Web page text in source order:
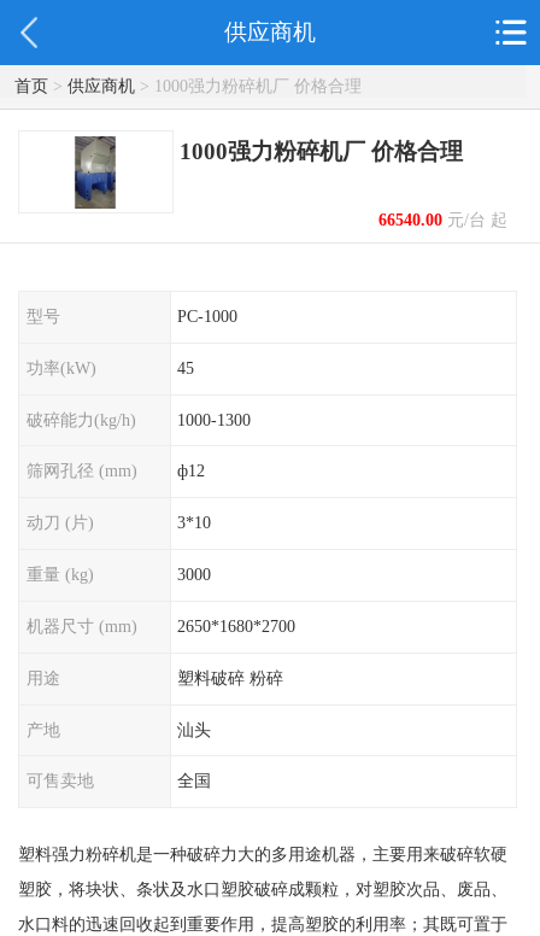
供应商机
首页> 供应商机> 1000强力粉碎机厂 价格合理
1000强力粉碎机厂 价格合理
66540.00元/台 起
型号 PC-1000
功率(kW) 45
破碎能力(kg/h) 1000-1300
筛网孔径 (mm) ф12
动刀 (片) 3*10
重量 (kg) 3000
机器尺寸 (mm) 2650*1680*2700
用途 塑料破碎 粉碎
产地 汕头
可售卖地 全国
塑料强力粉碎机是一种破碎力大的多用途机器，主要用来破碎软硬
塑胶，将块状、条状及水口塑胶破碎成颗粒，对塑胶次品、废品、
水口料的迅速回收起到重要作用，提高塑胶的利用率；其既可置于